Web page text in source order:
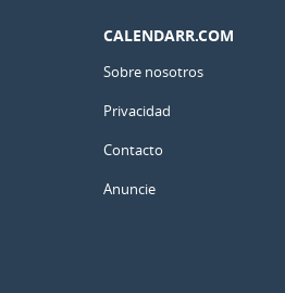
CALENDARR.COM
Sobre nosotros
Privacidad
Contacto
Anuncie